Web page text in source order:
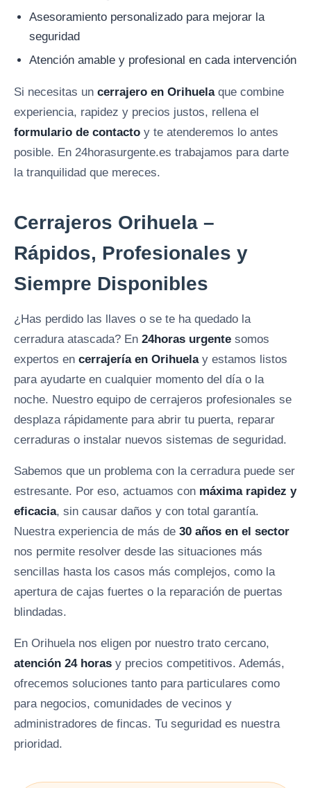
Asesoramiento personalizado para mejorar la
seguridad
Atención amable y profesional en cada intervención
Si necesitas un cerrajero en Orihuelaque combine
experiencia, rapidez y precios justos, rellena el
formulario de contacto y te atenderemos lo antes
posible. En 24horasurgente.es trabajamos para darte
la tranquilidad que mereces.
Cerrajeros Orihuela –
Rápidos, Profesionales y
Siempre Disponibles
¿Has perdido las llaves o se te ha quedado la
cerradura atascada? En 24horas urgente somos
expertos en cerrajería en Orihuelay estamos listos
para ayudarte en cualquier momento del día o la
noche. Nuestro equipo de cerrajeros profesionales se
desplaza rápidamente para abrir tu puerta, reparar
cerraduras o instalar nuevos sistemas de seguridad.
Sabemos que un problema con la cerradura puede ser
estresante. Por eso, actuamos con máxima rapidez y
eficacia, sin causar daños y con total garantía.
Nuestra experiencia de más de 30 años en el sector
nos permite resolver desde las situaciones más
sencillas hasta los casos más complejos, como la
apertura de cajas fuertes o la reparación de puertas
blindadas.
En Orihuela nos eligen por nuestro trato cercano,
atención 24 horas y precios competitivos. Además,
ofrecemos soluciones tanto para particulares como
para negocios, comunidades de vecinos y
administradores de fincas. Tu seguridad es nuestra
prioridad.